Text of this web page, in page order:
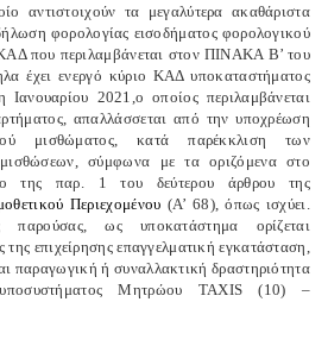
αντιστοιχούν τα μεγαλύτερα ακαθάριστα
φορολογίας εισοδήματος φορολογικού
που περιλαμβάνεται στον ΠΙΝΑΚΑ Β’ του
έχει ενεργό κύριο ΚΑΔ υποκαταστήματος
2021,ο οποίος περιλαμβάνεται
απαλλάσσεται από την υποχρέωση
μισθώματος, κατά παρέκκλιση των
μισθώσεων, σύμφωνα με τα οριζόμενα στο
της παρ. 1 του δεύτερου άρθρου της
Περιεχομένου (Α’ 68), όπως ισχύει.
ως υποκατάστημα ορίζεται
της επιχείρησης επαγγελματική εγκατάσταση,
παραγωγική ή συναλλακτική δραστηριότητα
υποσυστήματος Μητρώου TAXIS (10) –